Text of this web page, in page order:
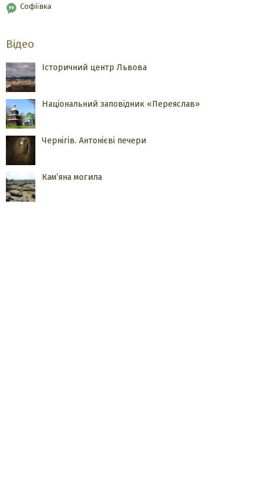
Софіївка
Відео
Історичний центр Львова
Національний заповідник «Переяслав»
Чернігів. Антонієві печери
Кам’яна могила